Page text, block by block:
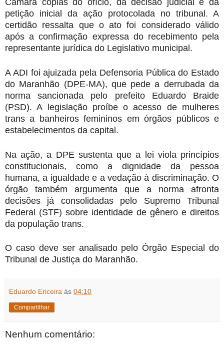
Câmara cópias do ofício, da decisão judicial e da
petição inicial da ação protocolada no tribunal. A
certidão ressalta que o ato foi considerado válido
após a confirmação expressa do recebimento pela
representante jurídica do Legislativo municipal.
A ADI foi ajuizada pela Defensoria Pública do Estado
do Maranhão (DPE-MA), que pede a derrubada da
norma sancionada pelo prefeito Eduardo Braide
(PSD). A legislação proíbe o acesso de mulheres
trans a banheiros femininos em órgãos públicos e
estabelecimentos da capital.
Na ação, a DPE sustenta que a lei viola princípios
constitucionais, como a dignidade da pessoa
humana, a igualdade e a vedação à discriminação. O
órgão também argumenta que a norma afronta
decisões já consolidadas pelo Supremo Tribunal
Federal (STF) sobre identidade de gênero e direitos
da população trans.
O caso deve ser analisado pelo Órgão Especial do
Tribunal de Justiça do Maranhão.
Eduardo Ericeira às 04:10
Compartilhar
Nenhum comentário: